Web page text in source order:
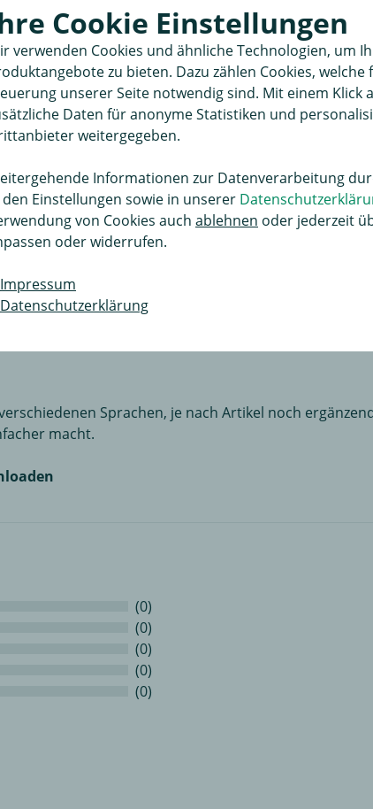
in den Warenkorb
Sprachen, je nach Artikel noch
macht.
(0)
(0)
(0)
(0)
(0)
Cookie Einstellungen
verwenden Cookies und ähnliche Technologien, um
zu bieten. Dazu zählen Cookies,
unserer Seite notwendig sind. Mit einem Klick
Daten für anonyme Statistiken und
weitergegeben.
Informationen zur Datenverarbeitung
den Einstellungen sowie in unserer
von Cookies auch ablehnen oder jederzeit
oder widerrufen.
Impressum
Datenschutzerklärung